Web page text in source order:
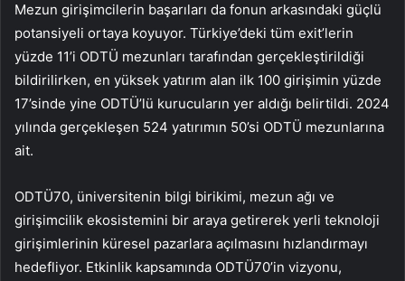
Mezun girişimcilerin başarıları da fonun arkasındaki güçlü
potansiyeli ortaya koyuyor. Türkiye’deki tüm exit’lerin
yüzde 11’i ODTÜ mezunları tarafından gerçekleştirildiği
bildirilirken, en yüksek yatırım alan ilk 100 girişimin yüzde
17’sinde yine ODTÜ’lü kurucuların yer aldığı belirtildi. 2024
yılında gerçekleşen 524 yatırımın 50’si ODTÜ mezunlarına
ait.
ODTÜ70, üniversitenin bilgi birikimi, mezun ağı ve
girişimcilik ekosistemini bir araya getirerek yerli teknoloji
girişimlerinin küresel pazarlara açılmasını hızlandırmayı
hedefliyor. Etkinlik kapsamında ODTÜ70’in vizyonu,